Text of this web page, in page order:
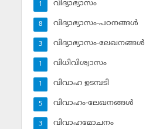
വിദ്യാഭ്യാസം
1
വിദ്യാഭ്യാസം-പഠനങ്ങള്‍
8
വിദ്യാഭ്യാസം-ലേഖനങ്ങള്‍
3
വിധിവിശ്വാസം
1
വിവാഹ ഉടമ്പടി
1
വിവാഹം-ലേഖനങ്ങള്‍
5
വിവാഹമോചനം
3